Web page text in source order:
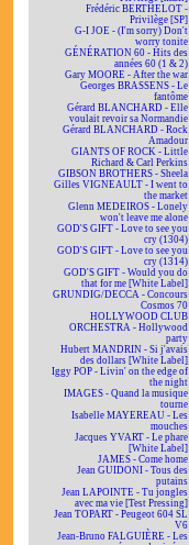
Frédéric BERTHELOT -
Privilège [SP]
G-I JOE - (I'm sorry) Don't
worry tonite
GÉNÉRATION 60 - Hits des
années 60 (1 & 2)
Gary MOORE - After the war
Georges BRASSENS - Le
fantôme
Gérard BLANCHARD - Elle
voulait revoir sa Normandie
Gérard BLANCHARD - Rock
Amadour
GIANTS OF ROCK - Little
Richard & Carl Perkins
GIBSON BROTHERS - Sheela
Gilles VIGNEAULT - I went to
the market
Glenn MEDEIROS - Lonely
won't leave me alone
GOD'S GIFT - Love to see you
cry (1304)
GOD'S GIFT - Love to see you
cry (1314)
GOD'S GIFT - Would you do
that for me [White Label]
GRUNDIG/DECCA - Concours
Cosmos 70
HOLLYWOOD CLUB
ORCHESTRA - Hollywood
party
Hubert MANDRIN - Si j'avais
des dollars [White Label]
Iggy POP - Livin' on the edge of
the night
IMAGES - Quand la musique
tourne
Isabelle MAYEREAU - Les
mouches
Jacques YVART - Le phare
[White Label]
JAMES - Come home
Jean GUIDONI - Tous des
putains
Jean LAPOINTE - Tu jongles
avec ma vie [Test Pressing]
Jean TOPART - Peugeot 604 SL
V6
Jean-Bruno FALGUIÈRE - Les